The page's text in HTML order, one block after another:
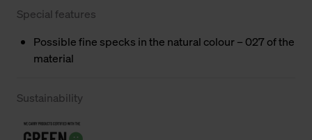
Special features
Possible fine specks in the natural colour – 027 of the
material
Sustainability